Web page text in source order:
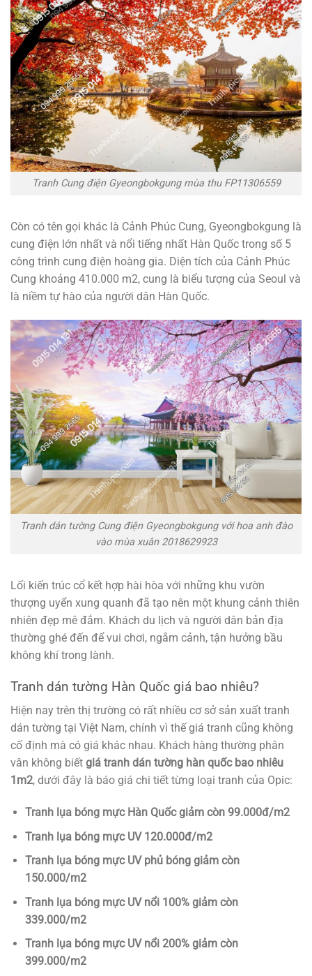
Tranh Cung điện Gyeongbokgung mùa thu FP11306559
Còn có tên gọi khác là Cảnh Phúc Cung, Gyeongbokgung là
cung điện lớn nhất và nổi tiếng nhất Hàn Quốc trong số 5
công trình cung điện hoàng gia. Diện tích của Cảnh Phúc
Cung khoảng 410.000 m2, cung là biểu tượng của Seoul và
là niềm tự hào của người dân Hàn Quốc.
Tranh dán tường Cung điện Gyeongbokgung với hoa anh đào
vào mùa xuân 2018629923
Lối kiến trúc cổ kết hợp hài hòa với những khu vườn
thượng uyển xung quanh đã tạo nên một khung cảnh thiên
nhiên đẹp mê đắm. Khách du lịch và người dân bản địa
thường ghé đến để vui chơi, ngắm cảnh, tận hưởng bầu
không khí trong lành.
Tranh dán tường Hàn Quốc giá bao nhiêu?
Hiện nay trên thị trường có rất nhiều cơ sở sản xuất tranh
dán tường tại Việt Nam, chính vì thế giá tranh cũng không
cố định mà có giá khác nhau. Khách hàng thường phân
vân không biết giá tranh dán tường hàn quốc bao nhiêu
1m2, dưới đây là báo giá chi tiết từng loại tranh của Opic:
Tranh lụa bóng mực Hàn Quốc giảm còn 99.000đ/m2
Tranh lụa bóng mực UV 120.000đ/m2
Tranh lụa bóng mực UV phủ bóng giảm còn
150.000/m2
Tranh lụa bóng mực UV nổi 100% giảm còn
339.000/m2
Tranh lụa bóng mực UV nổi 200% giảm còn
399.000/m2